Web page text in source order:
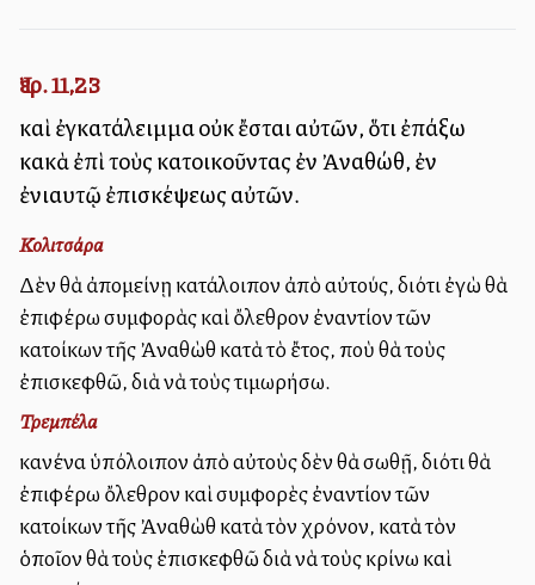
Ἰερ. 11,23
καὶ ἐγκατάλειμμα οὐκ ἔσται αὐτῶν, ὅτι ἐπάξω
κακὰ ἐπὶ τοὺς κατοικοῦντας ἐν Ἀναθώθ, ἐν
ἐνιαυτῷ ἐπισκέψεως αὐτῶν.
Κολιτσάρα
Δὲν θὰ ἀπομείνῃ κατάλοιπον ἀπὸ αὐτούς, διότι ἐγὼ θὰ
ἐπιφέρω συμφορὰς καὶ ὄλεθρον ἐναντίον τῶν
κατοίκων τῆς Ἀναθὼθ κατὰ τὸ ἔτος, ποὺ θὰ τοὺς
ἐπισκεφθῶ, διὰ νὰ τοὺς τιμωρήσω.
Τρεμπέλα
κανένα ὑπόλοιπον ἀπὸ αὐτοὺς δὲν θὰ σωθῇ, διότι θὰ
ἐπιφέρω ὄλεθρον καὶ συμφορὲς ἐναντίον τῶν
κατοίκων τῆς Ἀναθὼθ κατὰ τὸν χρόνον, κατὰ τὸν
ὁποῖον θὰ τοὺς ἐπισκεφθῶ διὰ νὰ τοὺς κρίνω καὶ